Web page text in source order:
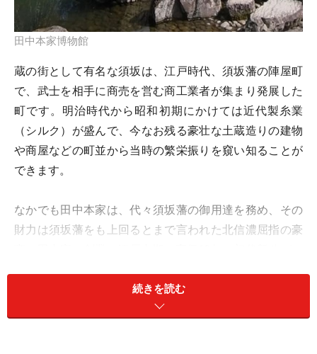
田中本家博物館
蔵の街として有名な須坂は、江戸時代、須坂藩の陣屋町
で、武士を相手に商売を営む商工業者が集まり発展した
町です。明治時代から昭和初期にかけては近代製糸業
（シルク）が盛んで、今なお残る豪壮な土蔵造りの建物
や商屋などの町並から当時の繁栄振りを窺い知ることが
できます。
なかでも田中本家は、代々須坂藩の御用達を務め、その
財力は須坂藩をも上回るとまで言われた北信濃屈指の豪
めました。現在の当主は12代になります。
続きを読む